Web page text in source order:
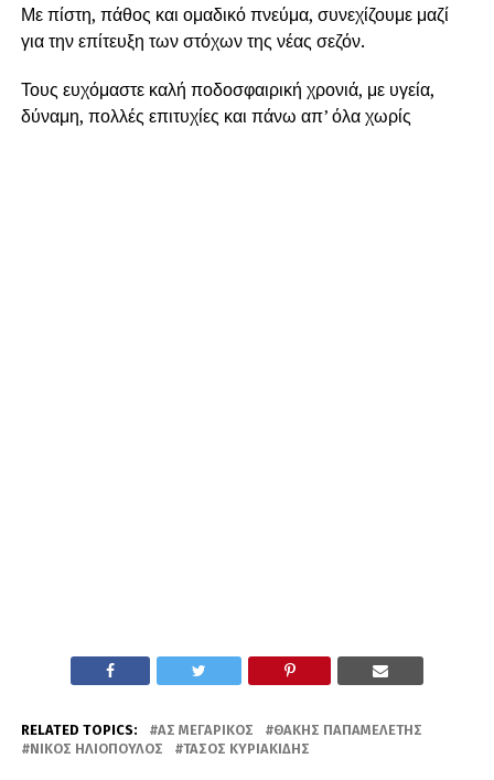
Με πίστη, πάθος και ομαδικό πνεύμα, συνεχίζουμε μαζί
για την επίτευξη των στόχων της νέας σεζόν.
Τους ευχόμαστε καλή ποδοσφαιρική χρονιά, με υγεία,
δύναμη, πολλές επιτυχίες και πάνω απ’ όλα χωρίς
RELATED TOPICS: ΑΣ ΜΕΓΑΡΙΚΌΣ
ΘΆΚΗΣ ΠΑΠΑΜΕΛΈΤΗΣ
ΝΊΚΟΣ ΗΛΙΌΠΟΥΛΟΣ
ΤΆΣΟΣ ΚΥΡΙΑΚΊΔΗΣ